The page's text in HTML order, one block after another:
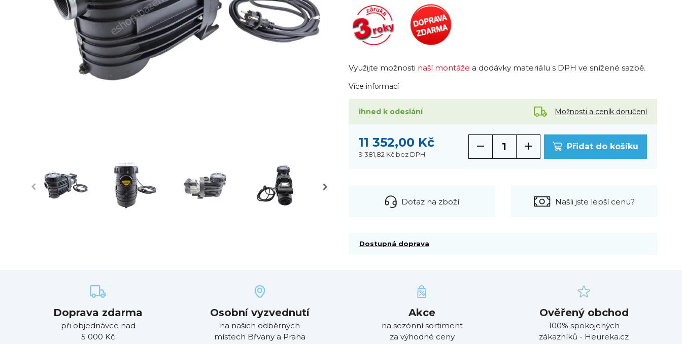
Využijte možnosti naší montáže a dodávky materiálu s DPH ve snížené sazbě.
Více informací
ihned k odeslání Možnosti a ceník doručení
11 352,00 Kč
9 381,82 Kč bez DPH
Přidat do košíku
Dotaz na zboží Našli jste lepší cenu?
Dostupná doprava
Doprava zdarma
při objednávce nad
5 000 Kč
Osobní vyzvednutí
na našich odběrných
místech Břvany a Praha
Akce
na sezónní sortiment
za výhodné ceny
Ověřený obchod
100% spokojených
zákazníků - Heureka.cz